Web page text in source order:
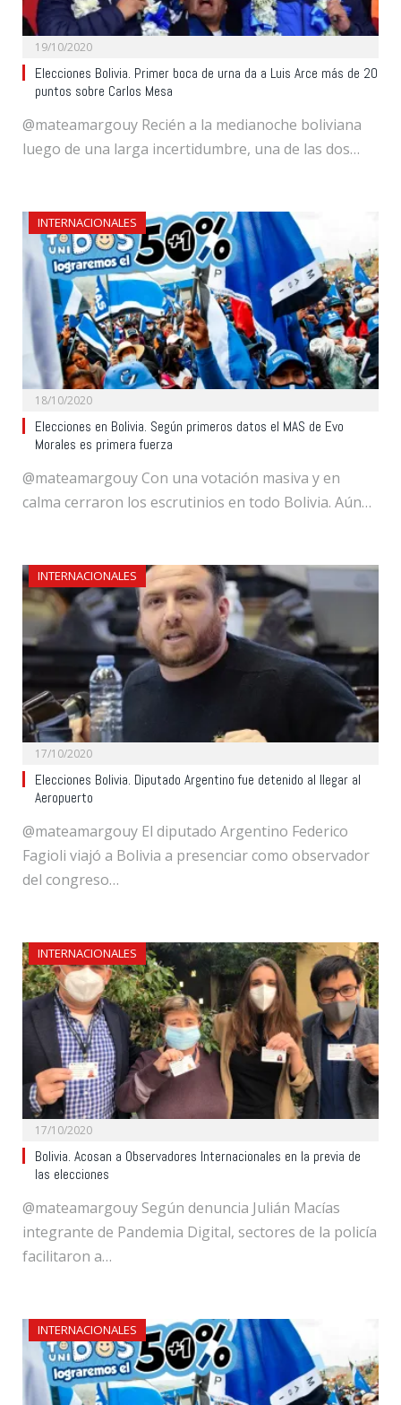
19/10/2020
Elecciones Bolivia. Primer boca de urna da a Luis Arce más de 20
puntos sobre Carlos Mesa
@mateamargouy Recién a la medianoche boliviana
luego de una larga incertidumbre, una de las dos…
INTERNACIONALES
18/10/2020
Elecciones en Bolivia. Según primeros datos el MAS de Evo
Morales es primera fuerza
@mateamargouy Con una votación masiva y en
calma cerraron los escrutinios en todo Bolivia. Aún…
INTERNACIONALES
17/10/2020
Elecciones Bolivia. Diputado Argentino fue detenido al llegar al
Aeropuerto
@mateamargouy El diputado Argentino Federico
Fagioli viajó a Bolivia a presenciar como observador
del congreso…
INTERNACIONALES
17/10/2020
Bolivia. Acosan a Observadores Internacionales en la previa de
las elecciones
@mateamargouy Según denuncia Julián Macías
integrante de Pandemia Digital, sectores de la policía
facilitaron a…
INTERNACIONALES